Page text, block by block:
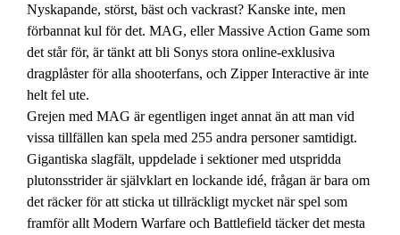
Nyskapande, störst, bäst och vackrast? Kanske inte, men
förbannat kul för det. MAG, eller Massive Action Game som
det står för, är tänkt att bli Sonys stora online-exklusiva
dragplåster för alla shooterfans, och Zipper Interactive är inte
helt fel ute.
Grejen med MAG är egentligen inget annat än att man vid
vissa tillfällen kan spela med 255 andra personer samtidigt.
Gigantiska slagfält, uppdelade i sektioner med utspridda
plutonsstrider är självklart en lockande idé, frågan är bara om
det räcker för att sticka ut tillräckligt mycket när spel som
framför allt Modern Warfare och Battlefield täcker det mesta